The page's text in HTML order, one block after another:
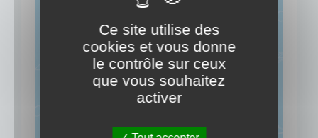
Ce site utilise des
cookies et vous donne
le contrôle sur ceux
que vous souhaitez
activer